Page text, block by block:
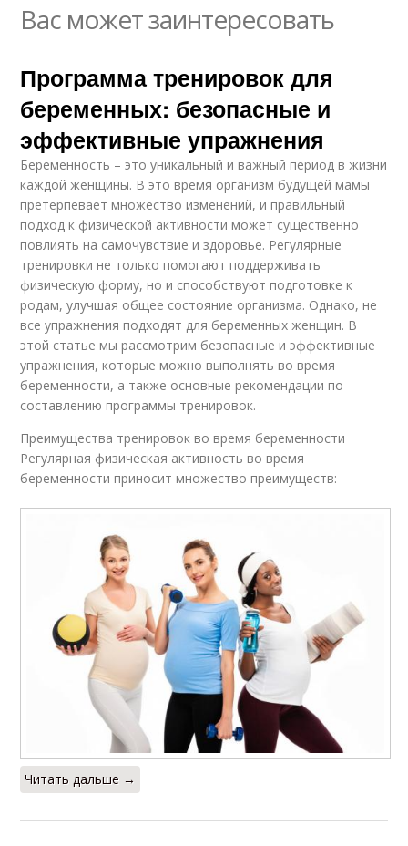
Вас может заинтересовать
Программа тренировок для
беременных: безопасные и
эффективные упражнения
Беременность – это уникальный и важный период в жизни
каждой женщины. В это время организм будущей мамы
претерпевает множество изменений, и правильный
подход к физической активности может существенно
повлиять на самочувствие и здоровье. Регулярные
тренировки не только помогают поддерживать
физическую форму, но и способствуют подготовке к
родам, улучшая общее состояние организма. Однако, не
все упражнения подходят для беременных женщин. В
этой статье мы рассмотрим безопасные и эффективные
упражнения, которые можно выполнять во время
беременности, а также основные рекомендации по
составлению программы тренировок.
Преимущества тренировок во время беременности
Регулярная физическая активность во время
беременности приносит множество преимуществ:
Читать дальше →